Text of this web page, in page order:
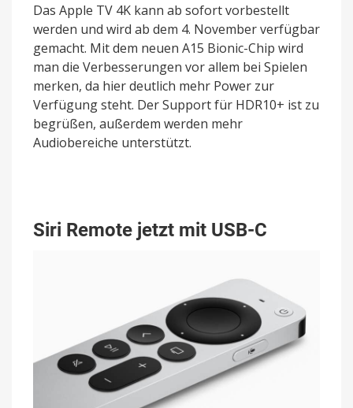
Das Apple TV 4K kann ab sofort vorbestellt
werden und wird ab dem 4. November verfügbar
gemacht. Mit dem neuen A15 Bionic-Chip wird
man die Verbesserungen vor allem bei Spielen
merken, da hier deutlich mehr Power zur
Verfügung steht. Der Support für HDR10+ ist zu
begrüßen, außerdem werden mehr
Audiobereiche unterstützt.
Siri Remote jetzt mit USB-C